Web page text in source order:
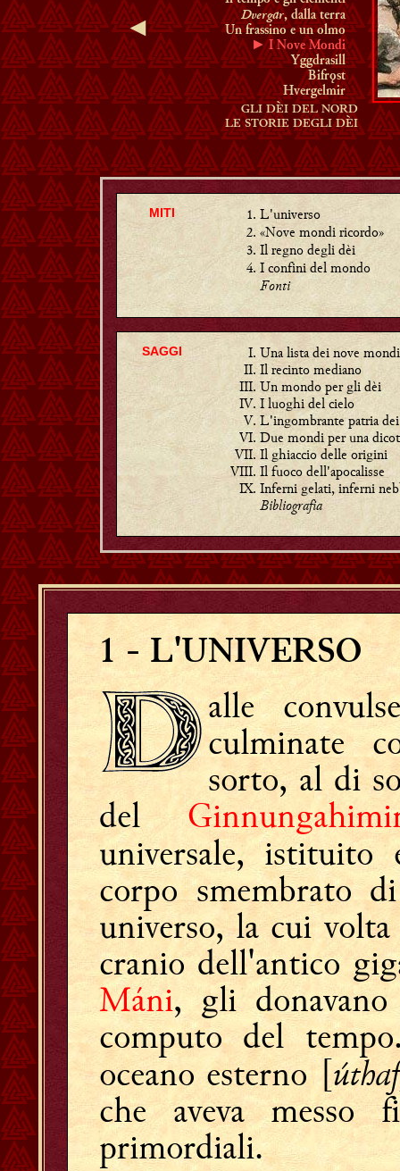
◄
Dvergar, dalla terra
Un frassino e un olmo
► I Nove Mondi
Yggdrasill
Bifrǫst
Hvergelmir
GLI DÈI DEL NORD
LE STORIE DEGLI DÈI
MITI
L'universo
«Nove mondi ricordo»
Il regno degli dèi
I confini del mondo
Fonti
SAGGI
Una lista dei nove mondi
Il recinto mediano
Un mondo per gli dèi
I luoghi del cielo
L'ingombrante patria
Due mondi per una
Il ghiaccio delle origini
Il fuoco dell'apocalisse
Inferni gelati, inferni
Bibliografia
1- L'UNIVERSO
alle
culminate
sorto, al di
del
universale,
corpo smembrato
universo, la cui volta
cranio dell'antico
Máni, gli
computo del
oceano esterno [úthaf
che aveva messo
primordiali.